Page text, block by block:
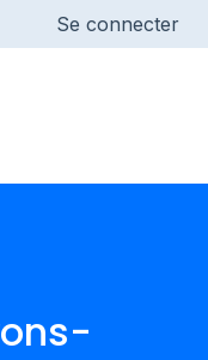
les traductions
Se connecter